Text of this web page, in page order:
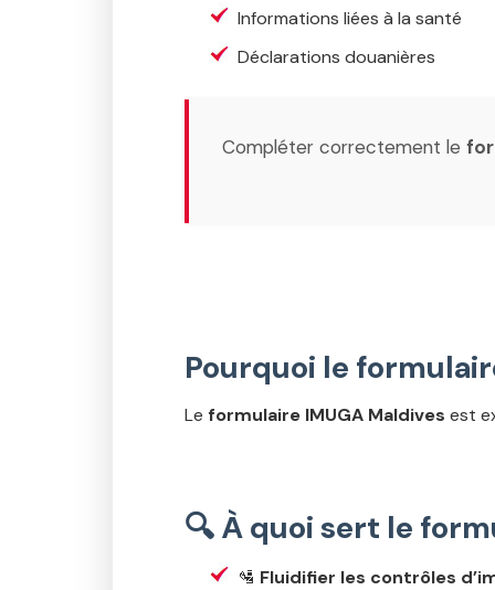
Informations liées à la santé
Déclarations douanières
Compléter correctement le
Pourquoi le
Le formulaire IMUGA Maldives est
🔍 À quoi sert le
🛂 Fluidifier les contrôles